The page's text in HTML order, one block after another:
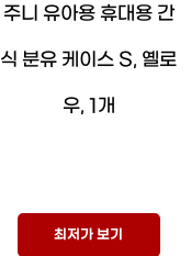
주니 유아용 휴대용 간
식 분유 케이스 S, 옐로
우, 1개
최저가 보기